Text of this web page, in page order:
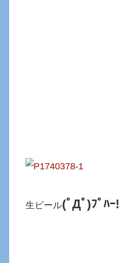
生ビール(ﾟДﾟ)ﾌﾟﾊｰ!